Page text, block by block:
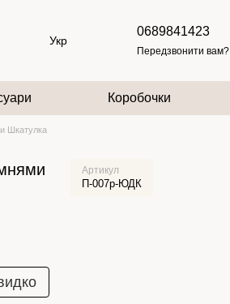
Укр
0689841423
Передзвонити вам?
Коробочки
Шкатулка
Артикул
П-007р-ЮДК